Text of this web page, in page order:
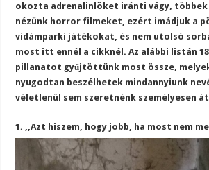
okozta adrenalinlöket iránti vágy,
nézünk horror filmeket, ezért imádjuk a
vidámparki játékokat, és nem utolsó
most itt ennél a cikknél. Az alábbi listán
pillanatot gyűjtöttünk most össze,
nyugodtan beszélhetek mindannyiunk
véletlenül sem szeretnénk személyesen
1. ,,Azt hiszem, hogy jobb, ha most nem